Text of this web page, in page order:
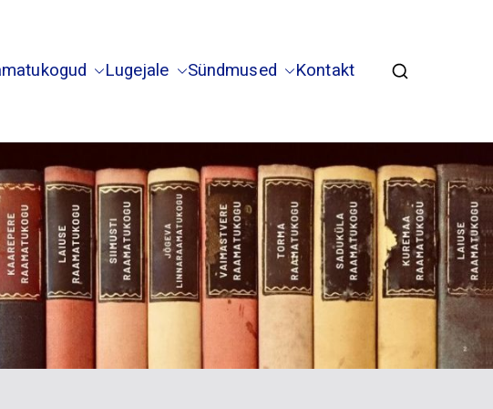
Sadala Vaimastvere haruraamatukogud
Lugejale Sündmused Kontakt